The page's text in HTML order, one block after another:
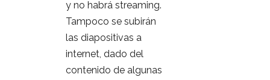
y no habrá streaming.
Tampoco se subirán
las diapositivas a
internet, dado del
contenido de algunas